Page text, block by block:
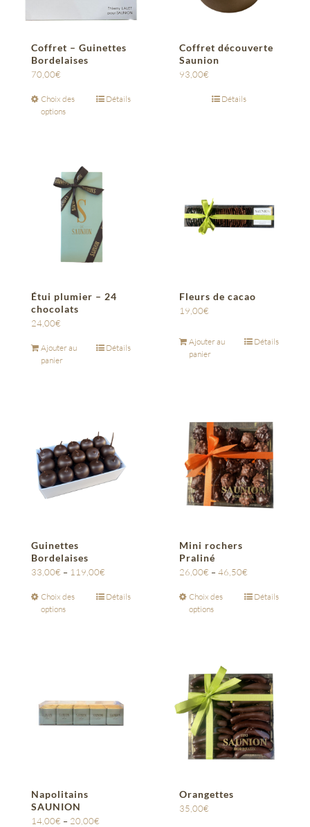
Coffret – Guinettes
Bordelaises
70,00€
Choix des
options
Détails
Coffret découverte
Saunion
93,00€
Détails
Étui plumier – 24
chocolats
24,00€
Ajouter au
panier
Détails
Fleurs de cacao
19,00€
Ajouter au
panier
Détails
Guinettes
Bordelaises
33,00€ – 119,00€
Choix des
options
Détails
Mini rochers
Praliné
26,00€ – 46,50€
Choix des
options
Détails
Napolitains
SAUNION
14,00€ – 20,00€
Orangettes
35,00€